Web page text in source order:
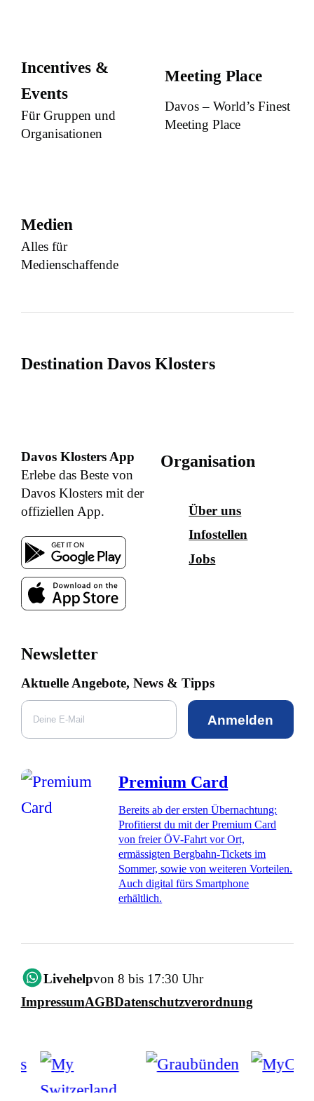
Incentives &
Events
Für Gruppen und
Organisationen
Meeting Place
Davos – World’s Finest
Meeting Place
Medien
Alles für
Medienschaffende
Destination Davos Klosters
Davos Klosters App
Erlebe das Beste von
Davos Klosters mit der
offiziellen App.
Organisation
Über uns
Infostellen
Jobs
Newsletter
Aktuelle Angebote, News & Tipps
Anmelden
Premium Card
Bereits ab der ersten Übernachtung:
Profitierst du mit der Premium Card
von freier ÖV-Fahrt vor Ort,
ermässigten Bergbahn-Tickets im
Sommer, sowie von weiteren Vorteilen.
Auch digital fürs Smartphone
erhältlich.
Livehelpvon 8 bis 17:30 Uhr
ImpressumAGBDatenschutzverordnung